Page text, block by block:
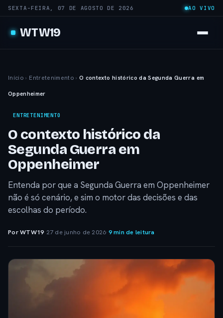
SEXTA-FEIRA, 07 DE AGOSTO DE 2026 AO VIVO
WTW19
Início › Entretenimento › O contexto histórico da Segunda Guerra em
Oppenheimer
ENTRETENIMENTO
O contexto histórico da
Segunda Guerra em
Oppenheimer
Entenda por que a Segunda Guerra em Oppenheimer
não é só cenário, e sim o motor das decisões e das
escolhas do período.
Por WTW19· 27 de junho de 2026·9 min de leitura